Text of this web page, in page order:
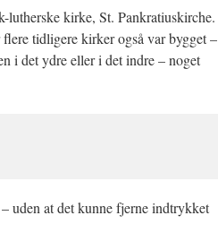
lutherske kirke, St. Pankratiuskirche.
tidligere kirker også var bygget –
i det ydre eller i det indre – noget
uden at det kunne fjerne indtrykket